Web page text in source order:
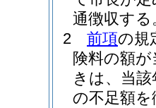
通徴収する
2
前項の規
険料の額
きは、当
の不足額